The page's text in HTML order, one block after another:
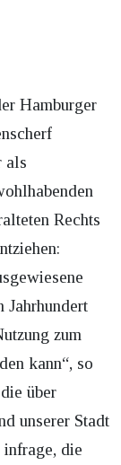
Hamburger
als
Rechts
Jahrhundert
zum
kann“, so
über
unserer Stadt
infrage, die